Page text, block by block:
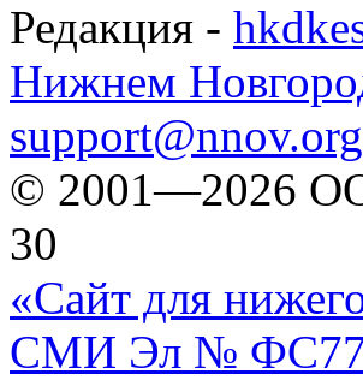
Редакция -
Нижнем
support@nnov.org
© 2001—2026
30
«Сайт для
СМИ Эл № ФС77-